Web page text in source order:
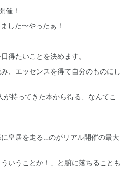
催！
した〜やったぁ！
得たいことを決めます。
、エッセンスを得て自分のものにし
持ってきた本から得る、なんてこ
皇居を走る…のがリアル開催の最大
いうことか！」と腑に落ちることも